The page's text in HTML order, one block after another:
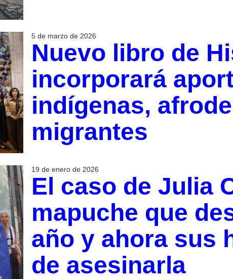
5 de marzo de 2026
Nuevo libro de
incorporará
indígenas,
migrantes
19 de enero de 2026
El caso de Julia
mapuche que
año y ahora sus
de asesinarla